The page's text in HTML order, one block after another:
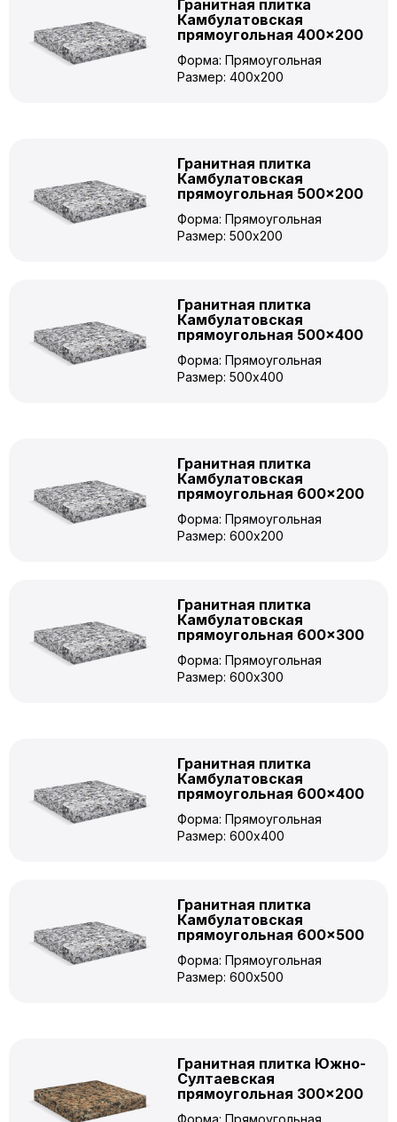
Гранитная плитка
Камбулатовская
прямоугольная 400×200
Форма: Прямоугольная
Размер: 400x200
Гранитная плитка
Камбулатовская
прямоугольная 500×200
Форма: Прямоугольная
Размер: 500x200
Гранитная плитка
Камбулатовская
прямоугольная 500×400
Форма: Прямоугольная
Размер: 500x400
Гранитная плитка
Камбулатовская
прямоугольная 600×200
Форма: Прямоугольная
Размер: 600x200
Гранитная плитка
Камбулатовская
прямоугольная 600×300
Форма: Прямоугольная
Размер: 600x300
Гранитная плитка
Камбулатовская
прямоугольная 600×400
Форма: Прямоугольная
Размер: 600x400
Гранитная плитка
Камбулатовская
прямоугольная 600×500
Форма: Прямоугольная
Размер: 600x500
Гранитная плитка Южно-
Султаевская
прямоугольная 300×200
Форма: Прямоугольная